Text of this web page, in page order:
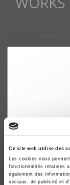
Ce site web utilise des
Les cookies nous
fonctionnalités relatives
également des
sociaux, de publicité et
Les
David Margolis,